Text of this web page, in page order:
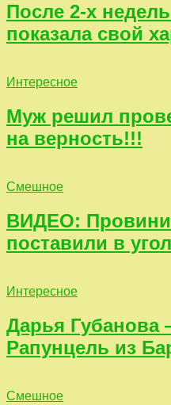
После 2-х
показала свой
Интересное
Муж решил
на верность!!!
Смешное
ВИДЕО:
поставили в угол
Интересное
Дарья Губанова
Рапунцель из
Смешное